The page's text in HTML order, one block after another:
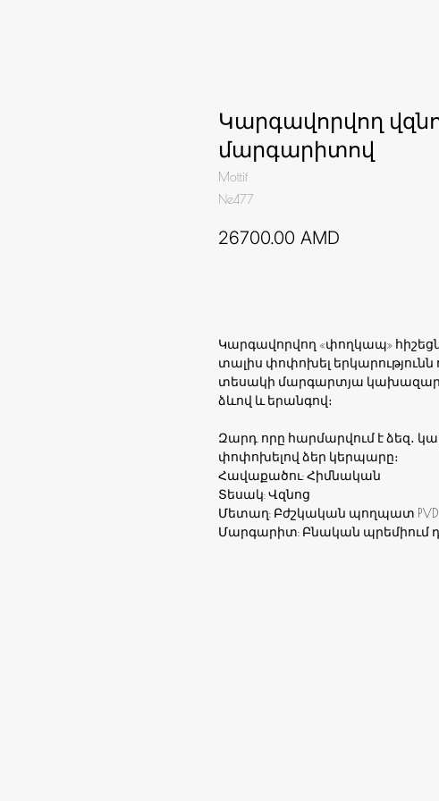
Կարգավորվող
մարգարիտով
Mottif
Ne477
26700.00 AMD
Կարգավորվող «փողկապ»
տալիս փոփոխել երկարությունն
տեսակի մարգարտյա կախազարդ,
ձևով և երանգով։
Զարդ, որը հարմարվում է ձեզ․
փոփոխելով ձեր կերպարը։
Հավաքածու: Հիմնական
Տեսակ: Վզնոց
Մետաղ: Բժշկական պողպատ PVD
Մարգարիտ: Բնական պրեմիում